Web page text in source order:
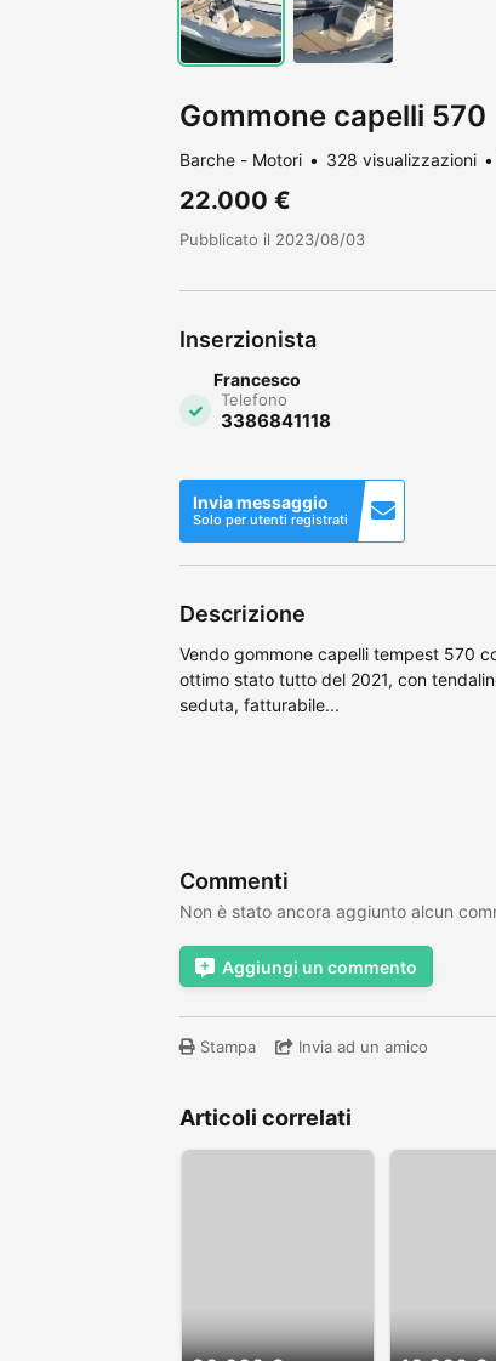
Gommone capelli 570
Barche - Motori 328 visualizzazioni
22.000 €
Pubblicato il 2023/08/03
Inserzionista
Francesco
Telefono
3386841118
Invia messaggio
Solo per utenti registrati
Descrizione
Vendo gommone capelli tempest 570
ottimo stato tutto del 2021, con
seduta, fatturabile...
Commenti
Non è stato ancora aggiunto alcun
Aggiungi un commento
Stampa Invia ad un amico
Articoli correlati